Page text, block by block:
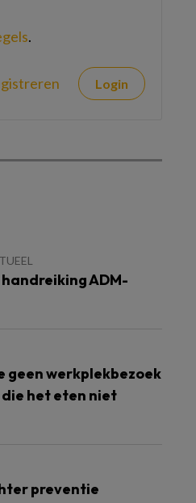
.
Login
ADM-
geen werkplekbezoek
die het eten niet
preventie